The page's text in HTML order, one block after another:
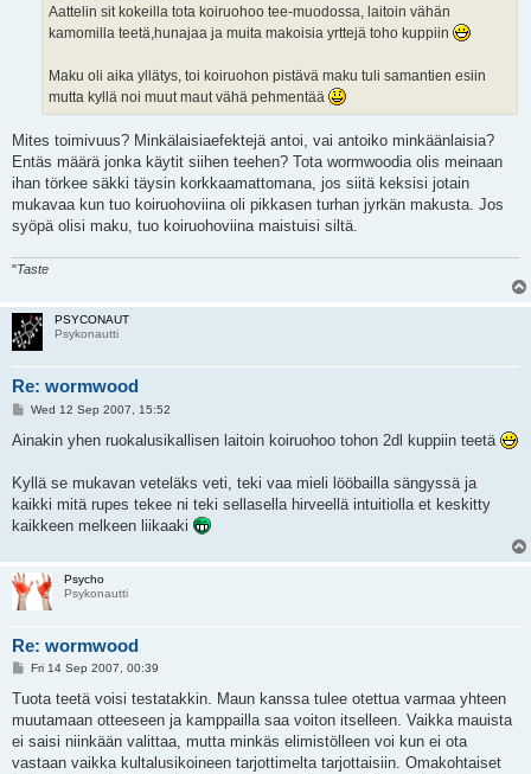
Aattelin sit kokeilla tota koiruohoo tee-muodossa, laitoin vähän
kamomilla teetä,hunajaa ja muita makoisia yrttejä toho kuppiin
Maku oli aika yllätys, toi koiruohon pistävä maku tuli samantien esiin
mutta kyllä noi muut maut vähä pehmentää
Mites toimivuus? Minkälaisiaefektejä antoi, vai antoiko minkäänlaisia?
Entäs määrä jonka käytit siihen teehen? Tota wormwoodia olis meinaan
ihan törkee säkki täysin korkkaamattomana, jos siitä keksisi jotain
mukavaa kun tuo koiruohoviina oli pikkasen turhan jyrkän makusta. Jos
syöpä olisi maku, tuo koiruohoviina maistuisi siltä.
"Taste
PSYCONAUT
Psykonautti
Re: wormwood
P
s
Wed 12 Sep 2007, 15:52
Ainakin yhen ruokalusikallisen laitoin koiruohoo tohon 2dl kuppiin teetä
Kyllä se mukavan veteläks veti, teki vaa mieli lööbailla sängyssä ja
kaikki mitä rupes tekee ni teki sellasella hirveellä intuitiolla et keskitty
kaikkeen melkeen liikaaki
Psycho
Psykonautti
Re: wormwood
P
s
Fri 14 Sep 2007, 00:39
Tuota teetä voisi testatakkin. Maun kanssa tulee otettua varmaa yhteen
muutamaan otteeseen ja kamppailla saa voiton itselleen. Vaikka mauista
ei saisi niinkään valittaa, mutta minkäs elimistölleen voi kun ei ota
vastaan vaikka kultalusikoineen tarjottimelta tarjottaisiin. Omakohtaiset